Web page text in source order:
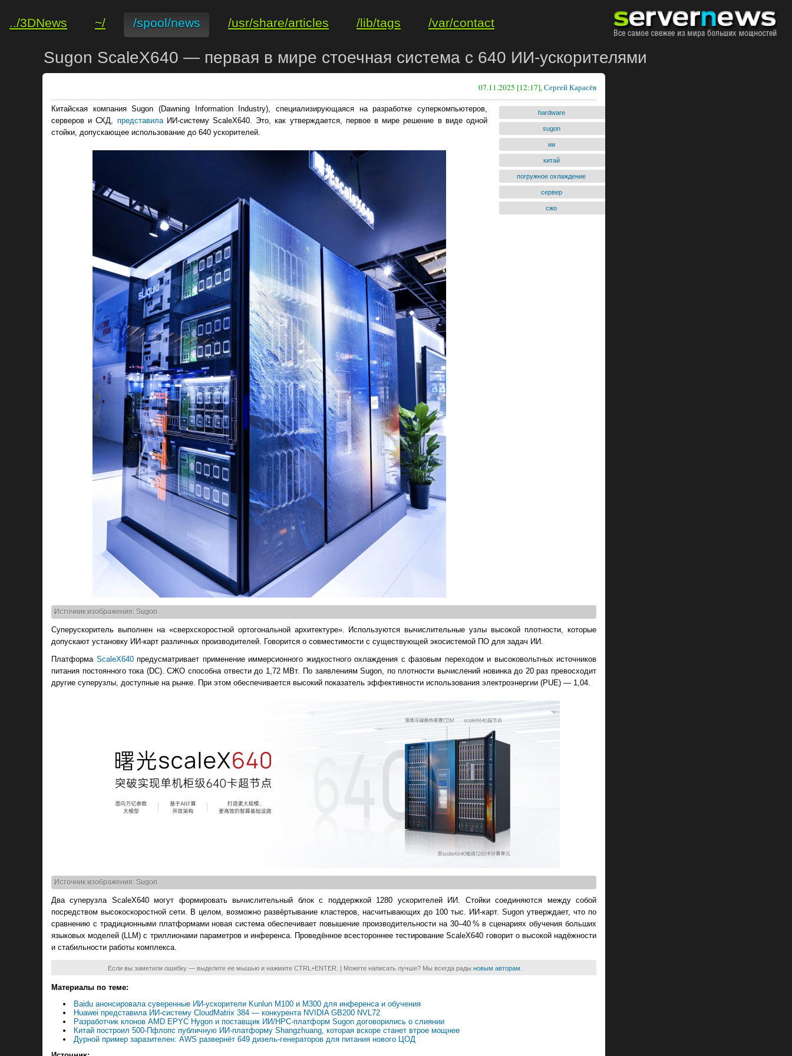
../3DNews ~/ /spool/news /usr/share/articles /lib/tags /var/contact
Sugon ScaleX640 — первая в мире стоечная система с 640 ИИ-ускорителями
07.11.2025 [12:17],Сергей Карасёв
hardware
sugon
ии
китай
погружное охлаждение
сервер
сжо
Китайская компания Sugon (Dawning Information Industry), специализирующаяся на разработке суперкомпьютеров,
серверов и СХД, представилаИИ-систему ScaleX640. Это, как утверждается, первое в мире решение в виде одной
стойки, допускающее использование до 640 ускорителей.
Источник изображения: Sugon
Суперускоритель выполнен на «сверхскоростной ортогональной архитектуре». Используются вычислительные узлы высокой плотности, которые
допускают установку ИИ-карт различных производителей. Говорится о совместимости с существующей экосистемой ПО для задач ИИ.
Платформа ScaleX640предусматривает применение иммерсионного жидкостного охлаждения с фазовым переходом и высоковольтных источников
питания постоянного тока (DC). СЖО способна отвести до 1,72 МВт. По заявлениям Sugon, по плотности вычислений новинка до 20 раз превосходит
другие суперузлы, доступные на рынке. При этом обеспечивается высокий показатель эффективности использования электроэнергии (PUE) — 1,04.
Источник изображения: Sugon
Два суперузла ScaleX640 могут формировать вычислительный блок с поддержкой 1280 ускорителей ИИ. Стойки соединяются между собой
посредством высокоскоростной сети. В целом, возможно развёртывание кластеров, насчитывающих до 100 тыс. ИИ-карт. Sugon утверждает, что по
сравнению с традиционными платформами новая система обеспечивает повышение производительности на 30–40 % в сценариях обучения больших
языковых моделей (LLM) с триллионами параметров и инференса. Проведённое всестороннее тестирование ScaleX640 говорит о высокой надёжности
и стабильности работы комплекса.
Если вы заметили ошибку — выделите ее мышью и нажмите CTRL+ENTER. | Можете написать лучше? Мы всегда рады новым авторам
Материалы по теме:
Baidu анонсировала суверенные ИИ-ускорители Kunlun M100 и M300 для инференса и обучения
Huawei представила ИИ-систему CloudMatrix 384 — конкурента NVIDIA GB200 NVL72
Разработчик клонов AMD EPYC Hygon и поставщик ИИ/HPC-платформ Sugon договорились о слиянии
Китай построил 500-Пфлопс публичную ИИ-платформу Shangzhuang, которая вскоре станет втрое мощнее
Дурной пример заразителен: AWS развернёт 649 дизель-генераторов для питания нового ЦОД